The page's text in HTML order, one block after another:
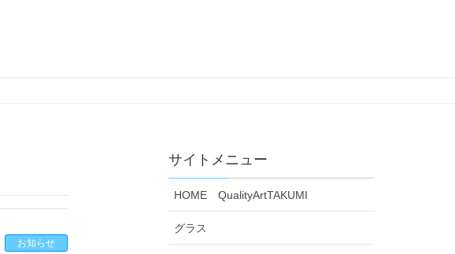
お知らせ
サイトメニュー
HOME QualityArtTAKUMI
グラス